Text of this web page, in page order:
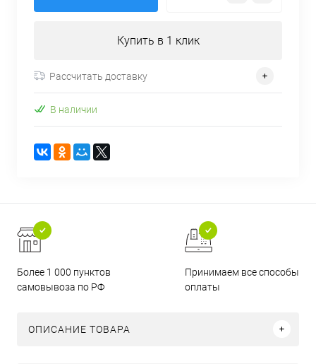
Купить в 1 клик
Рассчитать доставку
В наличии
Более 1 000 пунктов
самовывоза по РФ
Принимаем все способы
оплаты
ОПИСАНИЕ ТОВАРА